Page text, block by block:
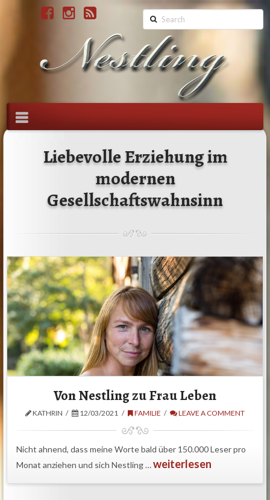
Search
Nestling
Navigation
Liebevolle Erziehung im
modernen
Gesellschaftswahnsinn
Von Nestling zu Frau Leben
KATHRIN 12/03/2021 FAMILIE LEAVE A COMMENT
Nicht ahnend, dass meine Worte bald über 150.000 Leser pro
Monat anziehen und sich Nestling …weiterlesen